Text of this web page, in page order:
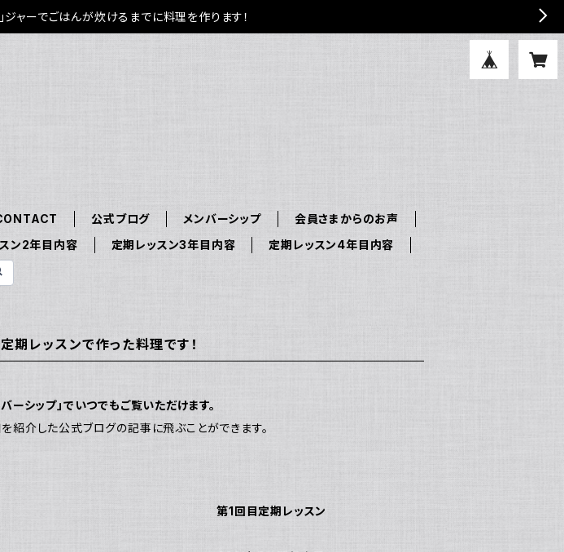
ジャーでごはんが炊けるまでに料理を作ります！
公式ブログ メンバーシップ
会員さまからのお声
ン2年目内容 定期レッスン3年目内容
定期レッスン4年目内容
レッスンで作った料理です！
シップ」でいつでもご覧いただけます。
紹介した公式ブログの記事に飛ぶことができます。
第1回目定期レッスン